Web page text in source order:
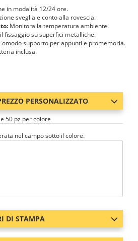
in modalità 12/24 ore.
sveglia e conto alla rovescia.
Monitora la temperatura ambiente.
fissaggio su superfici metalliche.
supporto per appunti e promemoria.
inclusa.
PERSONALIZZATO
50 pz per colore
nel campo sotto il colore.
DI STAMPA